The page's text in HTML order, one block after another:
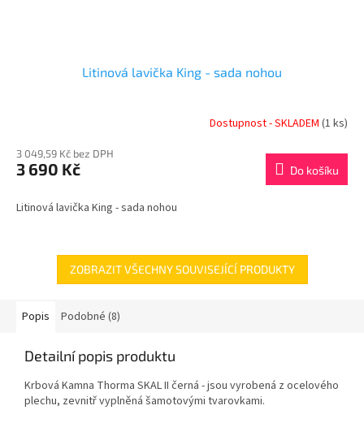
Litinová lavička King - sada nohou
Dostupnost - SKLADEM (1 ks)
3 049,59 Kč bez DPH
3 690 Kč Do košíku
Litinová lavička King - sada nohou
ZOBRAZIT VŠECHNY SOUVISEJÍCÍ PRODUKTY
Popis Podobné (8)
Detailní popis produktu
Krbová Kamna Thorma SKAL II černá - jsou vyrobená z ocelového
plechu, zevnitř vyplněná šamotovými tvarovkami.